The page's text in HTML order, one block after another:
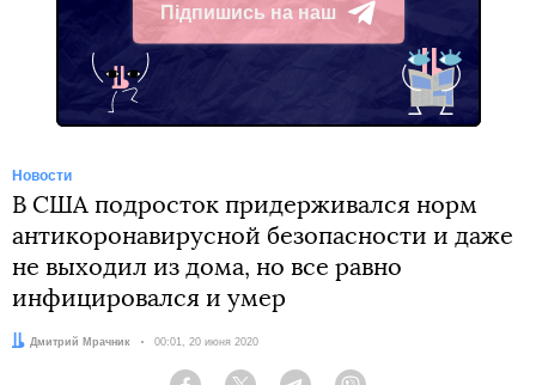
Підпишись на наш
Telegram
Новости
В США подросток придерживался норм
антикоронавирусной безопасности и даже
не выходил из дома, но все равно
инфицировался и умер
Автор:
Дмитрий Мрачник Дата:
00:01, 20 июня 2020